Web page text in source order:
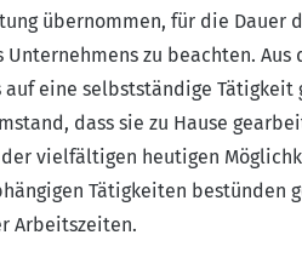
übernommen, für die
zu beachten.
eine selbstständige Tätigkeit
dass sie zu Hause
vielfältigen heutigen
Tätigkeiten bestünden
Arbeitszeiten.